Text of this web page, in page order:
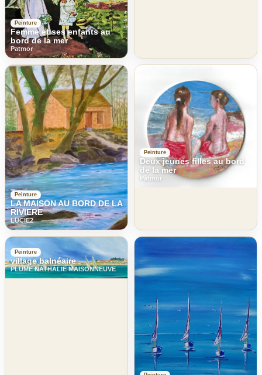
Peinture
Femme et ses enfants au
bord de la mer
Patmor
Peinture
LA MAISON AU BORD DE LA
RIVIERE
LUCIE2
Peinture
Deux jeunes filles au bord
de la mer
Patmor
Peinture
village balnéaire
PLUME NATHALIE MAISONNEUVE